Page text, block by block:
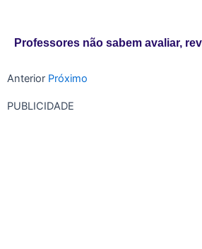
Professores não sabem avaliar,
Anterior Próximo
PUBLICIDADE